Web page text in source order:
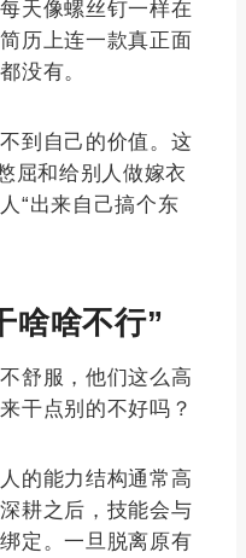
天像螺丝钉一样在
历上连一款真正面
没有。
到自己的价值。这
屈和给别人做嫁衣
“出来自己搞个东
啥啥不行”
舒服，他们这么高
干点别的不好吗？
的能力结构通常高
耕之后，技能会与
定。一旦脱离原有